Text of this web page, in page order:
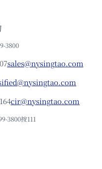
3800
sales@nysingtao.com
cir@nysingtao.com
3800按111